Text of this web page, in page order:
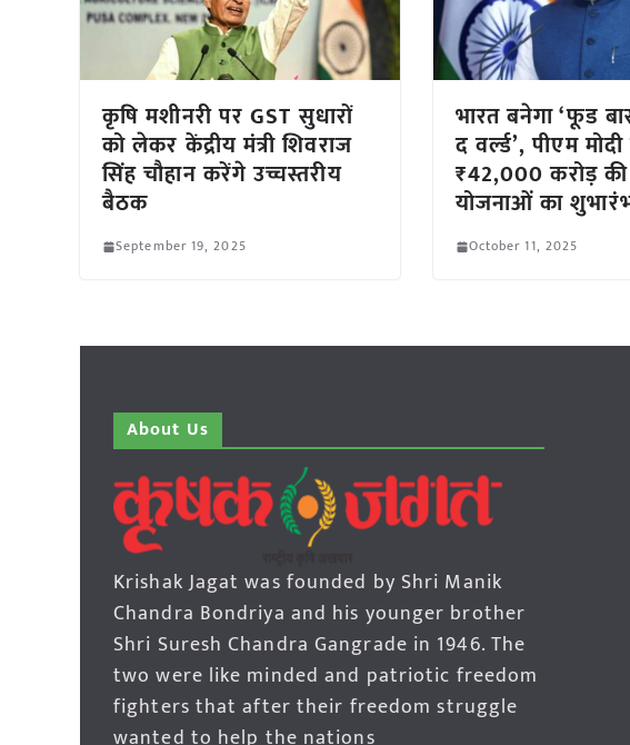
कृषि मशीनरी पर GST सुधारों
को लेकर केंद्रीय मंत्री शिवराज
सिंह चौहान करेंगे उच्चस्तरीय
बैठक
September 19, 2025
भारत बनेगा ‘फूड
द वर्ल्ड’, पीएम
₹42,000 करोड़
योजनाओं का
October 11, 2025
About Us
Krishak Jagat was founded by Shri Manik
Chandra Bondriya and his younger brother
Shri Suresh Chandra Gangrade in 1946. The
two were like minded and patriotic freedom
fighters that after their freedom struggle